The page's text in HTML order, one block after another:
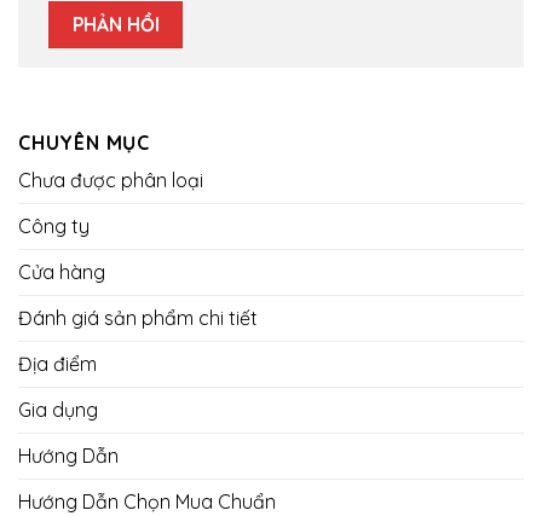
CHUYÊN MỤC
Chưa được phân loại
Công ty
Cửa hàng
Đánh giá sản phẩm chi tiết
Địa điểm
Gia dụng
Hướng Dẫn
Hướng Dẫn Chọn Mua Chuẩn